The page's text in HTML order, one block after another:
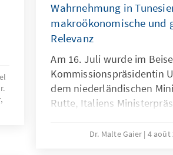
Wahrnehmung in
makroökonomische und
Relevanz
Am 16. Juli wurde im
Kommissionspräsidentin
dem niederländischen
Rutte, Italiens
die Absichtserklärung
Dr. Malte Gaier 4 août